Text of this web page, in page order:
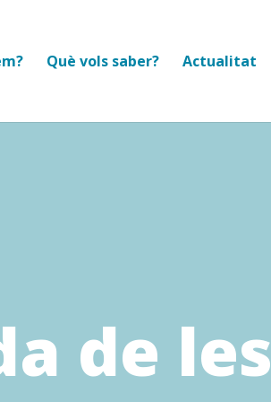
Què vols saber? Actualitat
de les